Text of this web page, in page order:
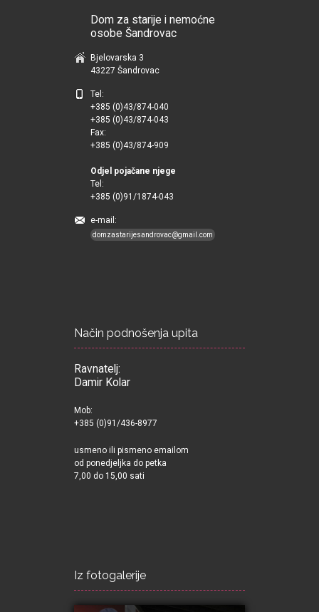
Dom za starije i nemoćne
osobe Šandrovac
Bjelovarska 3
43227 Šandrovac
Tel:
+385 (0)43/874-040
+385 (0)43/874-043
Fax:
+385 (0)43/874-909
Odjel pojačane njege
Tel:
+385 (0)91/1874-043
e-mail:
domzastarijesandrovac@gmail.com
Način podnošenja upita
Ravnatelj:
Damir Kolar
Mob:
+385 (0)91/436-8977
usmeno ili pismeno emailom
od ponedjeljka do petka
7,00 do 15,00 sati
Iz fotogalerije